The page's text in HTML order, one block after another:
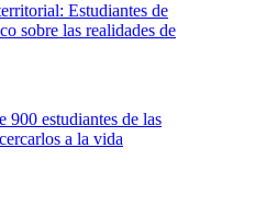
Estudiantes de
sobre las realidades de
900 estudiantes de las
a la vida